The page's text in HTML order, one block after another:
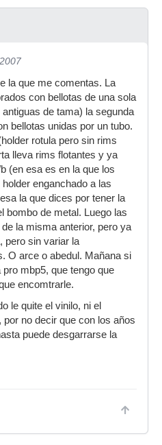
la que me comentas. La
con bellotas de una sola
de tama) la segunda
bellotas unidas por un tubo.
rotula pero sin rims
lleva rims flotantes y ya
(en esa es en la que los
enganchado a las
la que dices por tener la
bombo de metal. Luego las
la misma anterior, pero ya
pero sin variar la
O arce o abedul. Mañana si
mbp5, que tengo que
encomtrarle.
le quite el vinilo, ni el
no decir que con los años
puede desgarrarse la